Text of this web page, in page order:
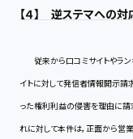
【４】 逆ステマへの対
従来から口コミサイトやラ
イトに対して発信者情報開示請
った権利利益の侵害を理由に請
れに対して本件は，正面から営